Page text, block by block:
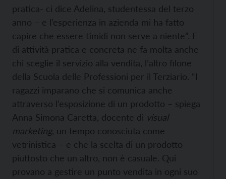
pratica- ci dice Adelina, studentessa del terzo
anno – e l’esperienza in azienda mi ha fatto
capire che essere timidi non serve a niente”. E
di attività pratica e concreta ne fa molta anche
chi sceglie il servizio alla vendita, l’altro filone
della Scuola delle Professioni per il Terziario. “I
ragazzi imparano che si comunica anche
attraverso l’esposizione di un prodotto – spiega
Anna Simona Caretta, docente di visual
marketing , un tempo conosciuta come
vetrinistica – e che la scelta di un prodotto
piuttosto che un altro, non è casuale. Qui
provano a gestire un punto vendita in ogni suo